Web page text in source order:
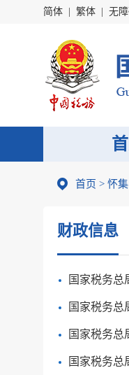
简体 繁体 无
首页 > 怀
财政信息
国家税务总
国家税务总
国家税务总
国家税务总